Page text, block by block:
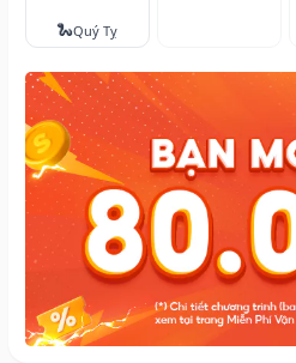
🐍Quý Tỵ